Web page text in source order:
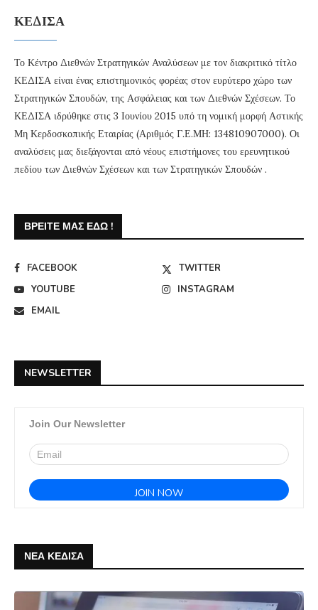
ΚΕΔΙΣΑ
Το Κέντρο Διεθνών Στρατηγικών Αναλύσεων με τον διακριτικό τίτλο
ΚΕΔΙΣΑ είναι ένας επιστημονικός φορέας στον ευρύτερο χώρο των
Στρατηγικών Σπουδών, της Ασφάλειας και των Διεθνών Σχέσεων. Το
ΚΕΔΙΣΑ ιδρύθηκε στις 3 Ιουνίου 2015 υπό τη νομική μορφή Αστικής
Μη Κερδοσκοπικής Εταιρίας (Αριθμός Γ.Ε.ΜΗ: 134810907000). Οι
αναλύσεις μας διεξάγονται από νέους επιστήμονες του ερευνητικού
πεδίου των Διεθνών Σχέσεων και των Στρατηγικών Σπουδών .
ΒΡΕΊΤΕ ΜΑΣ ΕΔΏ !
FACEBOOK
TWITTER
YOUTUBE
INSTAGRAM
EMAIL
NEWSLETTER
Join Our Newsletter
ΝΕΑ ΚΕΔΙΣΑ